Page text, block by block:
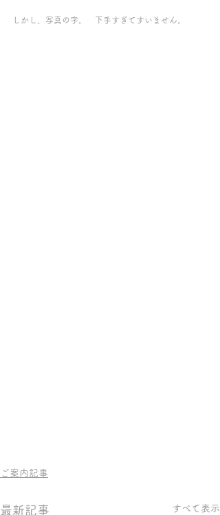
しかし、写真の字。　下手すぎてすいません。
ご案内記事
最新記事 すべて表示